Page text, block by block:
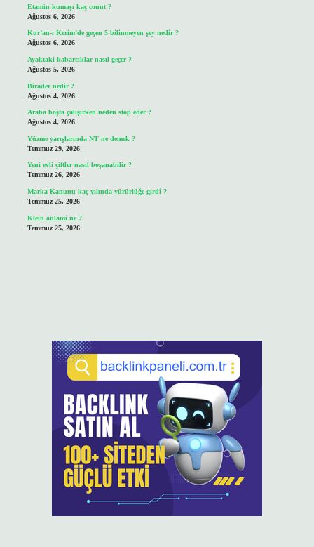
Etamin kumaşı kaç count ?
Ağustos 6, 2026
Kur’an-ı Kerim’de geçen 5 bilinmeyen şey nedir ?
Ağustos 6, 2026
Ayaktaki kabarcıklar nasıl geçer ?
Ağustos 5, 2026
Birader nedir ?
Ağustos 4, 2026
Araba boşta çalışırken neden stop eder ?
Ağustos 4, 2026
Yüzme yarışlarında NT ne demek ?
Temmuz 29, 2026
Yeni evli çiftler nasıl boşanabilir ?
Temmuz 26, 2026
Marka Kanunu kaç yılında yürürlüğe girdi ?
Temmuz 25, 2026
Klein anlami ne ?
Temmuz 25, 2026